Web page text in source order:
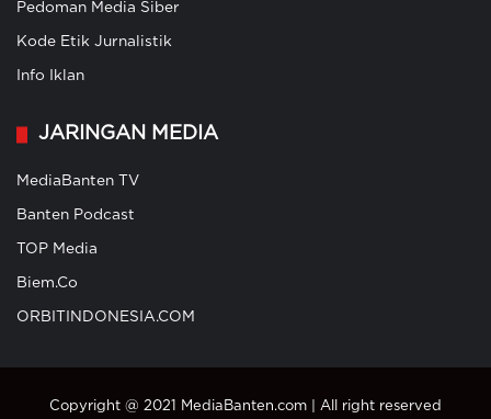
Pedoman Media Siber
Kode Etik Jurnalistik
Info Iklan
JARINGAN MEDIA
MediaBanten TV
Banten Podcast
TOP Media
Biem.Co
ORBITINDONESIA.COM
Copyright @ 2021 MediaBanten.com | All right reserved